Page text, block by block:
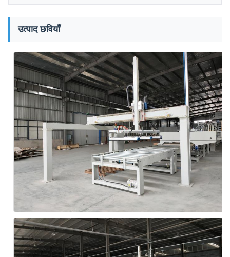
उत्पाद छवियाँ